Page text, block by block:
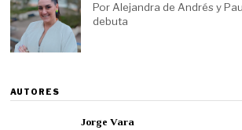
Por Alejandra de Andrés y
debuta
AUTORES
Jorge Vara